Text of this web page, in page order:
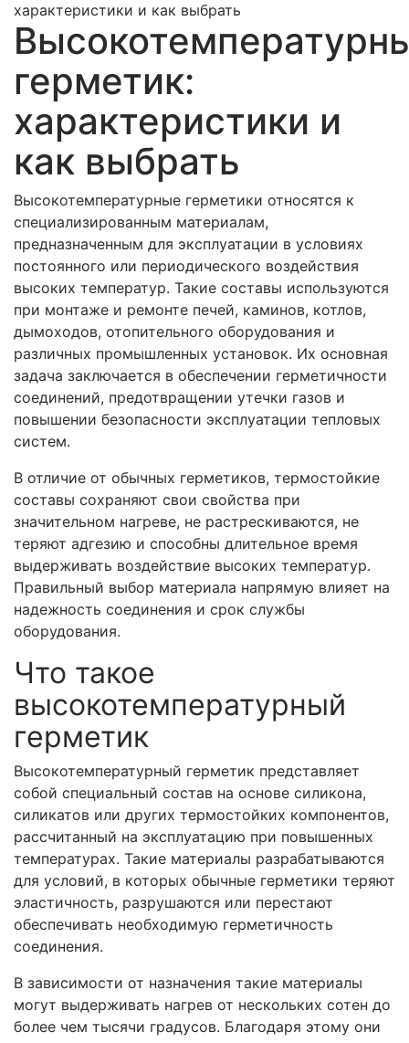
характеристики и как выбрать
герметик:
характеристики и
как выбрать
Высокотемпературные герметики относятся к
специализированным материалам,
предназначенным для эксплуатации в условиях
постоянного или периодического воздействия
высоких температур. Такие составы используются
при монтаже и ремонте печей, каминов, котлов,
дымоходов, отопительного оборудования и
различных промышленных установок. Их основная
задача заключается в обеспечении герметичности
соединений, предотвращении утечки газов и
повышении безопасности эксплуатации тепловых
систем.
В отличие от обычных герметиков, термостойкие
составы сохраняют свои свойства при
значительном нагреве, не растрескиваются, не
теряют адгезию и способны длительное время
выдерживать воздействие высоких температур.
Правильный выбор материала напрямую влияет на
надежность соединения и срок службы
оборудования.
Что такое
высокотемпературный
герметик
Высокотемпературный герметик представляет
собой специальный состав на основе силикона,
силикатов или других термостойких компонентов,
рассчитанный на эксплуатацию при повышенных
температурах. Такие материалы разрабатываются
для условий, в которых обычные герметики теряют
эластичность, разрушаются или перестают
обеспечивать необходимую герметичность
соединения.
В зависимости от назначения такие материалы
могут выдерживать нагрев от нескольких сотен до
более чем тысячи градусов. Благодаря этому они